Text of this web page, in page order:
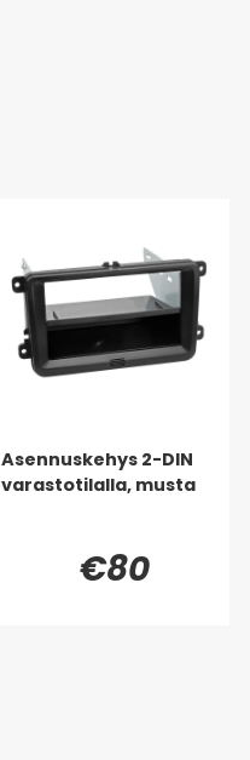
Asennuskehys 2-DIN
varastotilalla, musta
€80